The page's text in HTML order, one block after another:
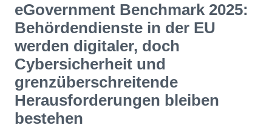
eGovernment Benchmark 2025:
Behördendienste in der EU
werden digitaler, doch
Cybersicherheit und
grenzüberschreitende
Herausforderungen bleiben
bestehen